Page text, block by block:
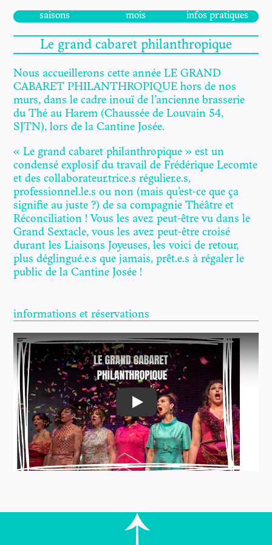
saisons mois infos pratiques
Le grand cabaret philanthropique
Nous accueillerons cette année LE GRAND
CABARET PHILANTHROPIQUE hors de nos
murs, dans le cadre inouï de l’ancienne brasserie
du Thé au Harem (Chaussée de Louvain 54,
SJTN), lors de la Cantine Josée.
« Le grand cabaret philanthropique » est un
condensé explosif du travail de Frédérique Lecomte
et des collaborateur.trice.s régulier.e.s,
professionnel.le.s ou non (mais qu’est-ce que ça
signifie au juste ?) de sa compagnie Théâtre et
Réconciliation ! Vous les avez peut-être vu dans le
Grand Sextacle, vous les avez peut-être croisé
durant les Liaisons Joyeuses, les voici de retour,
plus déglingué.e.s que jamais, prêt.e.s à régaler le
public de la Cantine Josée !
informations et réservations
Play
philanthropique", en partenariat avec la Cantine
Josée, et "Les liaisons joyeuses", deux spectacles